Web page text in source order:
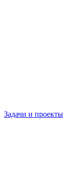
Задачи и проекты